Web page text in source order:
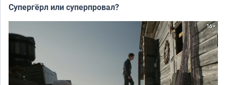
Супергёрл или суперпровал?